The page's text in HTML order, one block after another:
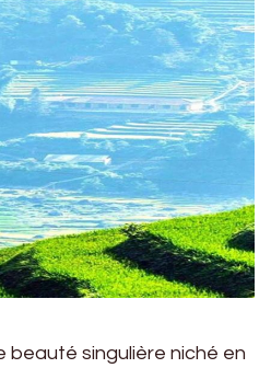
beauté singulière niché en